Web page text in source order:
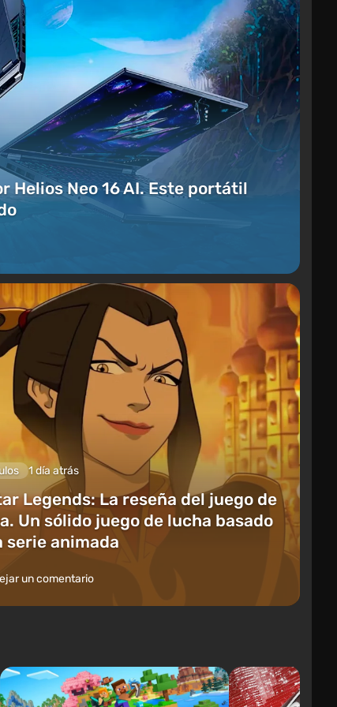
Helios Neo 16 AI. Este portátil
1 día atrás
Legends: La reseña del juego de
Un sólido juego de lucha basado
serie animada
un comentario